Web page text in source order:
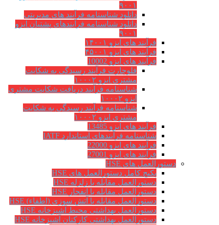
۹۰۰۱
دانلود شناسنامه فرآیند های مدیریتی
دانلود شناسنامه فرآیندهای پشتیان ایزو
۹۰۰۱
فرآیند های ایزو ۱۴۰۰۱
فرآیند های ایزو ۴۵۰۰۱
فرآیند های ایزو 10002
فلوچارت فرآیند رسیدگی به شکایت
مشتری ایزو ۱۰۰۰۲
شناسنامه فرآیند دریافت شکایت مشتری
ایزو ۱۰۰۰۲
شناسنامه فرآیند رسیدگی به شکایت
مشتری ایزو ۱۰۰۰۲
فرآیند های ایزو 13485
شناسنامه فرآیندهای استاندارد IATF
فرآیند های ایزو 22000
فرآیند های ایزو 27001
دستورالعمل های HSE
پکیج کامل دستورالعمل های HSE
دستورالعمل مقابله با زلزله HSE
دستورالعمل مقابله با انفجار HSE
دستورالعمل مقابله با آتش سوزی (اطفاء) HSE
دستورالعمل بهداشتی محیط آشپزخانه HSE
دستورالعمل بهداشتی کارکنان آشپزخانه HSE